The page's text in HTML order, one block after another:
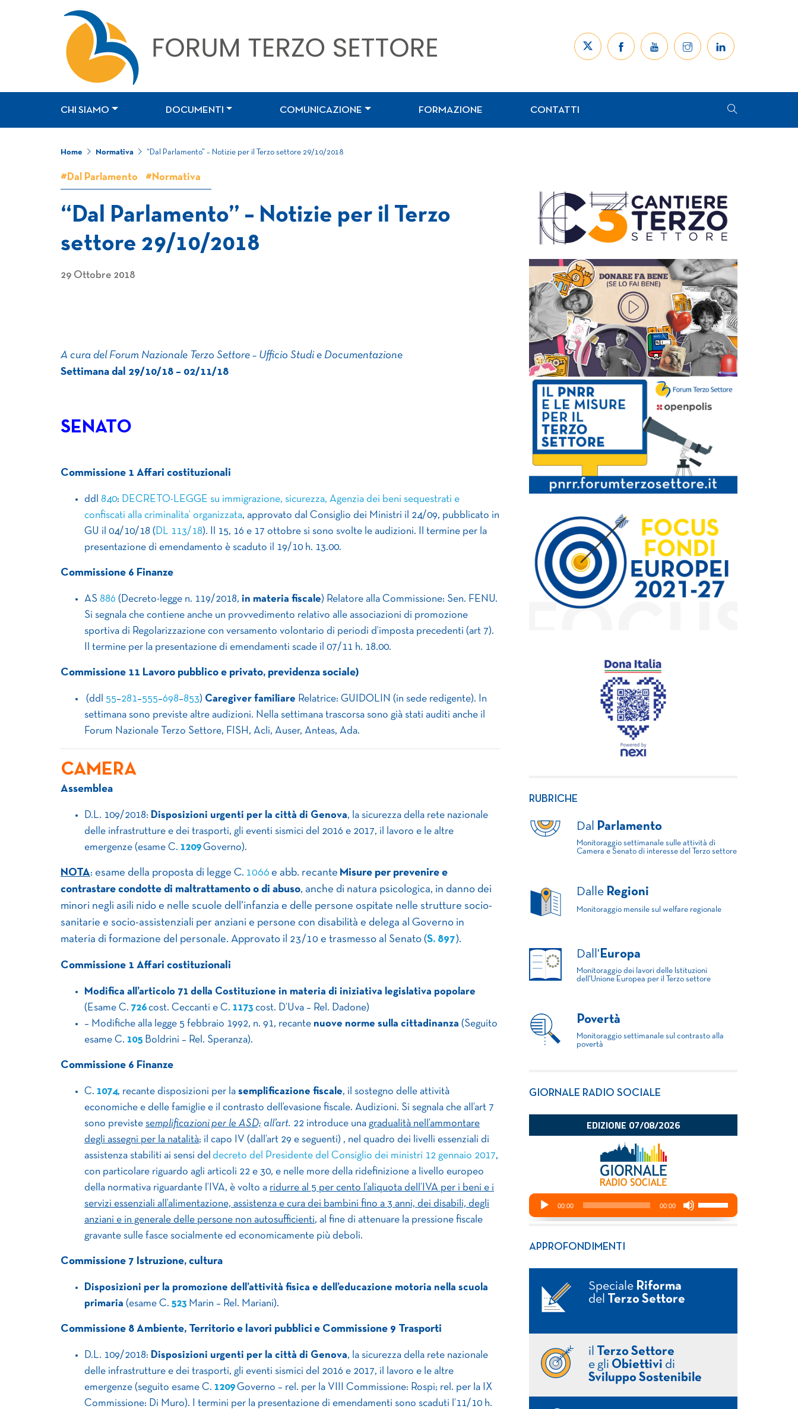
CHI SIAMO DOCUMENTI COMUNICAZIONE FORMAZIONE CONTATTI
Home Normativa “Dal Parlamento” – Notizie per il Terzo settore 29/10/2018
#Dal Parlamento #Normativa
“Dal Parlamento” – Notizie per il Terzo
settore 29/10/2018
29 Ottobre 2018
A cura del Forum Nazionale Terzo Settore – Ufficio Studi e Documentazione
Settimana dal 29/10/18 – 02/11/18
SENATO
Commissione 1 Affari costituzionali
ddl 840: DECRETO-LEGGE su immigrazione, sicurezza, Agenzia dei beni sequestrati e
confiscati alla criminalita’ organizzata, approvato dal Consiglio dei Ministri il 24/09, pubblicato in
GU il 04/10/18 ( DL 113/18). Il 15, 16 e 17 ottobre si sono svolte le audizioni. Il termine per la
presentazione di emendamento è scaduto il 19/10 h. 13.00.
Commissione 6 Finanze
AS 886 (Decreto-legge n. 119/2018, in materia fiscale) Relatore alla Commissione: Sen. FENU.
Si segnala che contiene anche un provvedimento relativo alle associazioni di promozione
sportiva di Regolarizzazione con versamento volontario di periodi d’imposta precedenti (art 7).
Il termine per la presentazione di emendamenti scade il 07/11 h. 18.00.
Commissione 11 Lavoro pubblico e privato, previdenza sociale)
(ddl 55–281–555–698–853) Caregiver familiare Relatrice: GUIDOLIN (in sede redigente). In
settimana sono previste altre audizioni. Nella settimana trascorsa sono già stati auditi anche il
Forum Nazionale Terzo Settore, FISH, Acli, Auser, Anteas, Ada.
CAMERA
Assemblea
D.L. 109/2018: Disposizioni urgenti per la città di Genova, la sicurezza della rete nazionale
delle infrastrutture e dei trasporti, gli eventi sismici del 2016 e 2017, il lavoro e le altre
emergenze (esame C. 1209Governo).
NOTA: esame della proposta di legge C. 1066 e abb. recante Misure per prevenire e
contrastare condotte di maltrattamento o di abuso, anche di natura psicologica, in danno dei
minori negli asili nido e nelle scuole dell’infanzia e delle persone ospitate nelle strutture socio-
sanitarie e socio-assistenziali per anziani e persone con disabilità e delega al Governo in
materia di formazione del personale. Approvato il 23/10 e trasmesso al Senato (S. 897).
Commissione 1 Affari costituzionali
Modifica all’articolo 71 della Costituzione in materia di iniziativa legislativa popolare
(Esame C. 726cost. Ceccanti e C. 1173 cost. D’Uva – Rel. Dadone)
– Modifiche alla legge 5 febbraio 1992, n. 91, recante nuove norme sulla cittadinanza (Seguito
esame C. 105 Boldrini – Rel. Speranza).
Commissione 6 Finanze
C. 1074, recante disposizioni per la semplificazione fiscale, il sostegno delle attività
economiche e delle famiglie e il contrasto dell’evasione fiscale. Audizioni. Si segnala che all’art 7
sono previste semplificazioni per le ASD; all’art. 22 introduce una gradualità nell’ammontare
degli assegni per la natalità; il capo IV (dall’art 29 e seguenti) , nel quadro dei livelli essenziali di
assistenza stabiliti ai sensi del decreto del Presidente del Consiglio dei ministri 12 gennaio 2017,
con particolare riguardo agli articoli 22 e 30, e nelle more della ridefinizione a livello europeo
della normativa riguardante l’IVA, è volto a ridurre al 5 per cento l’aliquota dell’IVA per i beni e i
servizi essenziali all’alimentazione, assistenza e cura dei bambini fino a 3 anni, dei disabili, degli
anziani e in generale delle persone non autosufficienti, al fine di attenuare la pressione fiscale
gravante sulle fasce socialmente ed economicamente più deboli.
Commissione 7 Istruzione, cultura
Disposizioni per la promozione dell’attività fisica e dell’educazione motoria nella scuola
primaria (esame C. 523 Marin – Rel. Mariani).
Commissione 8 Ambiente, Territorio e lavori pubblici e Commissione 9 Trasporti
D.L. 109/2018: Disposizioni urgenti per la città di Genova, la sicurezza della rete nazionale
delle infrastrutture e dei trasporti, gli eventi sismici del 2016 e 2017, il lavoro e le altre
emergenze (seguito esame C. 1209Governo – rel. per la VIII Commissione: Rospi; rel. per la IX
Commissione: Di Muro). I termini per la presentazione di emendamenti sono scaduti l’11/10 h.
RUBRICHE
Dal Parlamento
Monitoraggio settimanale sulle attività di
Camera e Senato di interesse del Terzo settore
Dalle Regioni
Monitoraggio mensile sul welfare regionale
Dall' Europa
Monitoraggio dei lavori delle Istituzioni
dell'Unione Europea per il Terzo settore
Povertà
Monitoraggio settimanale sul contrasto alla
povertà
GIORNALE RADIO SOCIALE
APPROFONDIMENTI
Speciale Riforma
del
Terzo Settore
il
Terzo Settore
e gli Obiettivi di
Sviluppo Sostenibile